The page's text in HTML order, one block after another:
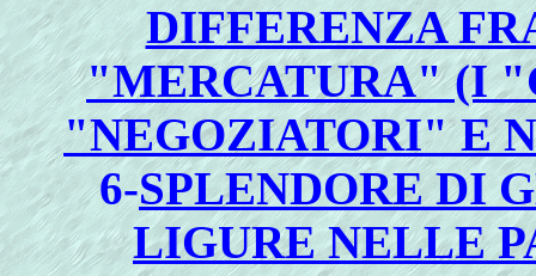
DIFFERENZA
"MERCATURA" (I
"NEGOZIATORI" E
6-SPLENDORE DI
LIGURE NELLE